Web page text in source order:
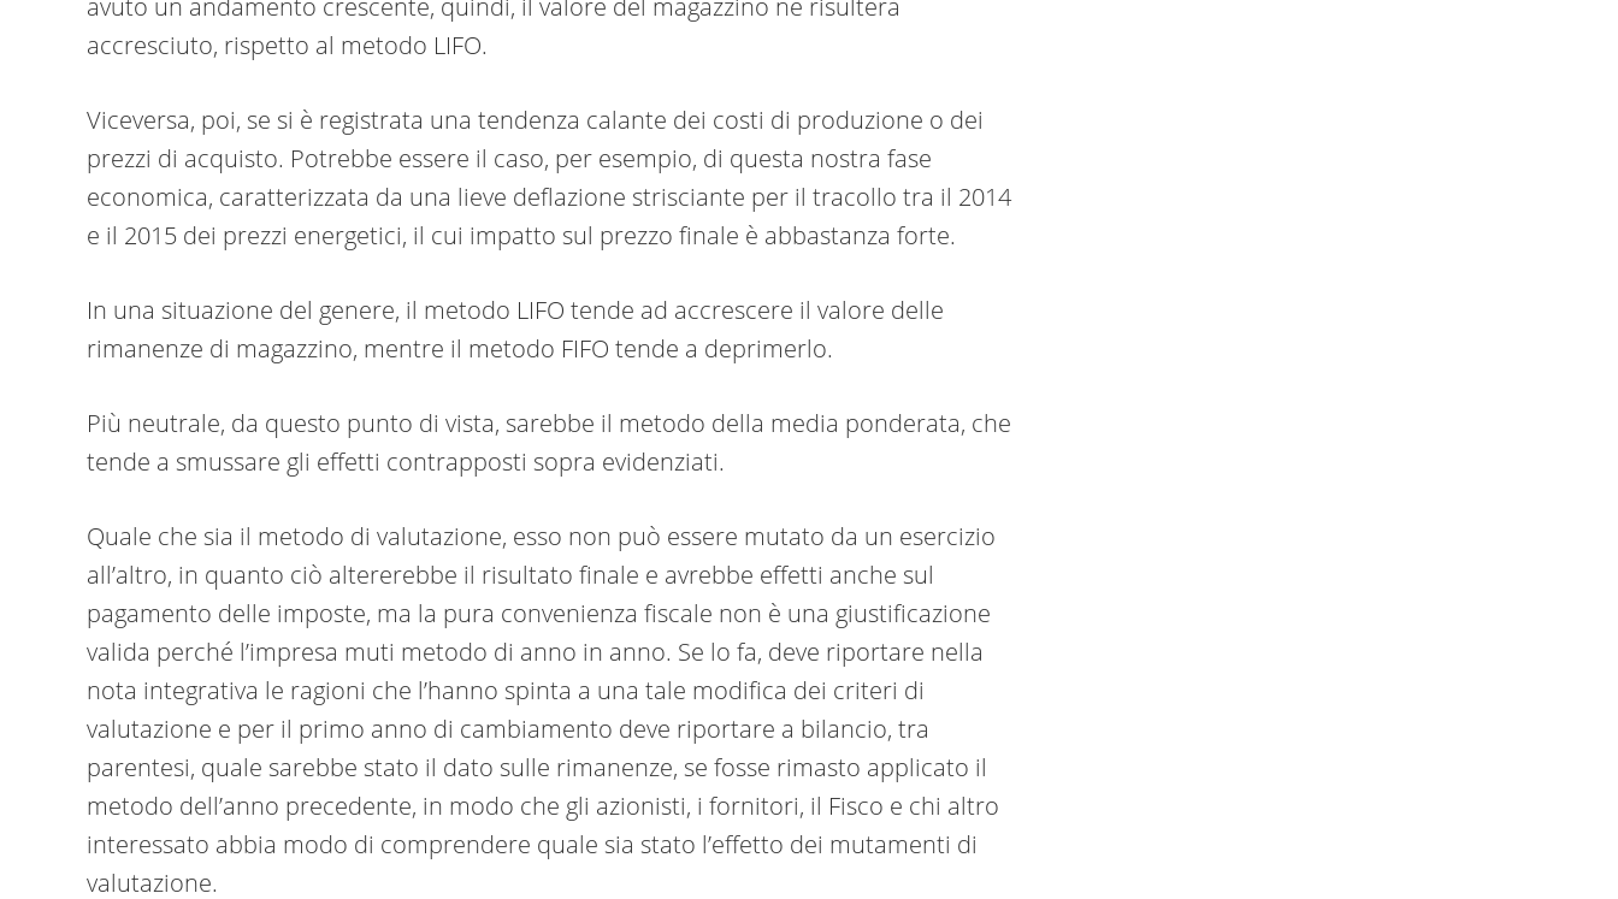
avuto un andamento crescente, quindi, il valore del magazzino ne risulterà
accresciuto, rispetto al metodo LIFO.
Viceversa, poi, se si è registrata una tendenza calante dei costi di produzione o dei
prezzi di acquisto. Potrebbe essere il caso, per esempio, di questa nostra fase
economica, caratterizzata da una lieve deflazione strisciante per il tracollo tra il 2014
e il 2015 dei prezzi energetici, il cui impatto sul prezzo finale è abbastanza forte.
In una situazione del genere, il metodo LIFO tende ad accrescere il valore delle
rimanenze di magazzino, mentre il metodo FIFO tende a deprimerlo.
Più neutrale, da questo punto di vista, sarebbe il metodo della media ponderata, che
tende a smussare gli effetti contrapposti sopra evidenziati.
Quale che sia il metodo di valutazione, esso non può essere mutato da un esercizio
all’altro, in quanto ciò altererebbe il risultato finale e avrebbe effetti anche sul
pagamento delle imposte, ma la pura convenienza fiscale non è una giustificazione
valida perché l’impresa muti metodo di anno in anno. Se lo fa, deve riportare nella
nota integrativa le ragioni che l’hanno spinta a una tale modifica dei criteri di
valutazione e per il primo anno di cambiamento deve riportare a bilancio, tra
parentesi, quale sarebbe stato il dato sulle rimanenze, se fosse rimasto applicato il
metodo dell’anno precedente, in modo che gli azionisti, i fornitori, il Fisco e chi altro
interessato abbia modo di comprendere quale sia stato l’effetto dei mutamenti di
valutazione.